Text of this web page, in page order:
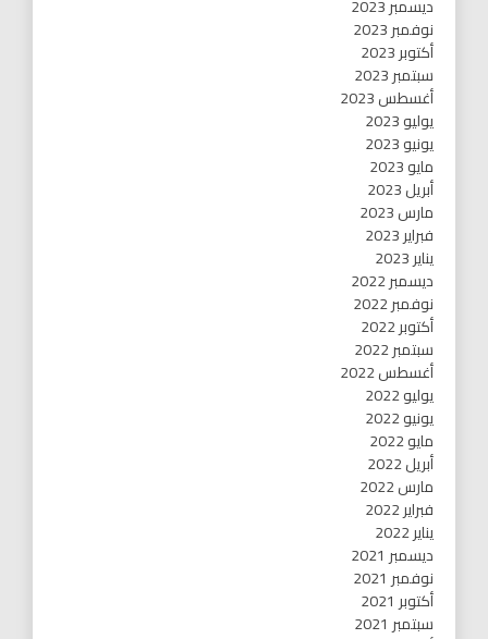
ديسمبر 2023
نوفمبر 2023
أكتوبر 2023
سبتمبر 2023
أغسطس 2023
يوليو 2023
يونيو 2023
مايو 2023
أبريل 2023
مارس 2023
فبراير 2023
يناير 2023
ديسمبر 2022
نوفمبر 2022
أكتوبر 2022
سبتمبر 2022
أغسطس 2022
يوليو 2022
يونيو 2022
مايو 2022
أبريل 2022
مارس 2022
فبراير 2022
يناير 2022
ديسمبر 2021
نوفمبر 2021
أكتوبر 2021
سبتمبر 2021